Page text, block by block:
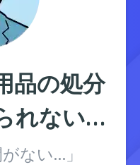
品の処分
れない…
ない…」